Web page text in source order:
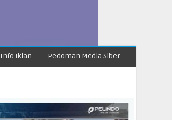
Info Iklan Pedoman Media Siber